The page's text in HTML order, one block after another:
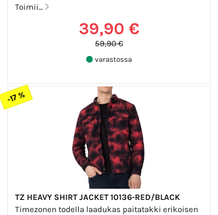
Toimii...
39,90 €
59,90 €
varastossa
-17 %
TZ HEAVY SHIRT JACKET 10136-RED/BLACK
Timezonen todella laadukas paitatakki erikoisen